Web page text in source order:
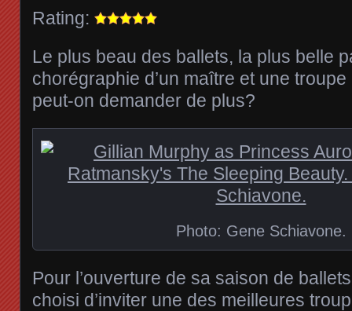
Rating:
Le plus beau des ballets, la plus belle
chorégraphie d’un maître et une
peut-on demander de plus?
Photo: Gene Schiavone.
Pour l’ouverture de sa saison de
choisi d’inviter une des meilleures